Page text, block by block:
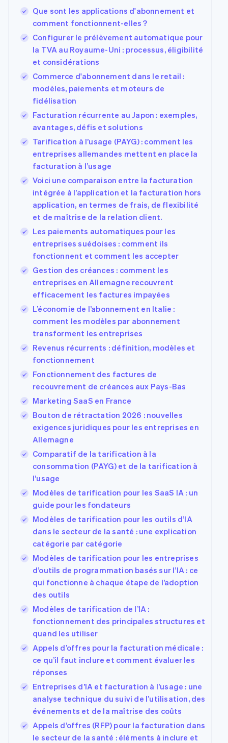
Moyens de
paiement
de 125
Terminal
Paiements en
Authorization
Boost
Acceptation
optimisée
Link
Paiements
accélérés
Financial
Connections
Comptes
associés
Comptabilité
automatisée
Rapports
personnalisés
Data Pipeline
des données
Plus
Découvrez les prochaines évolutions
Prévention de la fraude
Atlas
Constitution de start-up
Climate
Élimination du carbone
Identity
Vérification de l'identité
Découvrez comment Stripe construit l’infrastructure
Regarder la vidéo
l’application
Marketplaces
Gestion financière
Plateformes
SaaS
Par secteur
Entreprises d'IA
Économie des
créateurs
Hôtellerie, voyages et
loisirs
Assurance
Médias et
divertissements
Organisations à but
non lucratif
Services aux
entreprises
Commerce en ligne
Écosystème
Partenaires
Marketplace
plateforme ou de
marketplace
Gérer des
abonnements
Proposer une
facturation à l'usage
Émettre des cartes
bancaires adossées à
des stablecoins
Fournir et gérer des
services avec des
Ressources
Intégrations
d'applications
Exemples de code
Blog des
développeurs
État de l'API
Entreprise
Feuille de route
produits
Sessions : conférence
annuelle
Communiqués de
presse
Contacter notre
équipe
Que sont les applications d'abonnement et
comment fonctionnent-elles ?
Configurer le prélèvement automatique pour
la TVA au Royaume-Uni : processus, éligibilité
et considérations
Commerce d'abonnement dans le retail :
modèles, paiements et moteurs de
fidélisation
Facturation récurrente au Japon : exemples,
avantages, défis et solutions
Tarification à l’usage (PAYG) : comment les
entreprises allemandes mettent en place la
facturation à l’usage
Voici une comparaison entre la facturation
intégrée à l’application et la facturation hors
application, en termes de frais, de flexibilité
et de maîtrise de la relation client.
Les paiements automatiques pour les
entreprises suédoises : comment ils
fonctionnent et comment les accepter
Gestion des créances : comment les
entreprises en Allemagne recouvrent
efficacement les factures impayées
L’économie de l’abonnement en Italie :
comment les modèles par abonnement
transforment les entreprises
Revenus récurrents : définition, modèles et
fonctionnement
Fonctionnement des factures de
recouvrement de créances aux Pays-Bas
Marketing SaaS en France
Bouton de rétractation 2026 : nouvelles
exigences juridiques pour les entreprises en
Allemagne
Comparatif de la tarification à la
consommation (PAYG) et de la tarification à
l’usage
Modèles de tarification pour les SaaS IA : un
guide pour les fondateurs
Modèles de tarification pour les outils d’IA
dans le secteur de la santé : une explication
catégorie par catégorie
Modèles de tarification pour les entreprises
d’outils de programmation basés sur l’IA : ce
qui fonctionne à chaque étape de l’adoption
des outils
Modèles de tarification de l’IA :
fonctionnement des principales structures et
quand les utiliser
Appels d’offres pour la facturation médicale :
ce qu’il faut inclure et comment évaluer les
réponses
Entreprises d’IA et facturation à l’usage : une
analyse technique du suivi de l’utilisation, des
événements et de la maîtrise des coûts
Appels d’offres (RFP) pour la facturation dans
le secteur de la santé : éléments à inclure et